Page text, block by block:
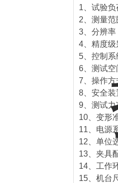
1、试验
2、测量
3、分辨
4、精度级
5、控制
6、测试空
7、操作
8、安全
9、测试力
10、变形
11、电源
12、单位
13、夹具
14、工作
15、机台